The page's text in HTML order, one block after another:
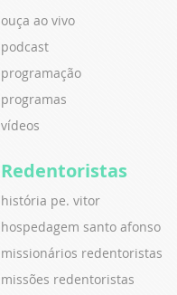
ouça ao vivo
podcast
programação
programas
vídeos
Redentoristas
história pe. vitor
hospedagem santo afonso
missionários redentoristas
missões redentoristas